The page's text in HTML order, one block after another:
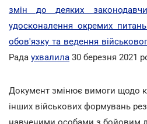
змін до деяких
удосконалення окремих
обов'язку та ведення
Рада ухвалила 30 березня 2021
Документ змінює вимоги щодо
інших військових формувань